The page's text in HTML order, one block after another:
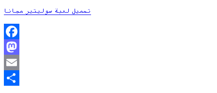
تحميل لعبة سوليتير مجانا
Facebook
Mastodon
Email